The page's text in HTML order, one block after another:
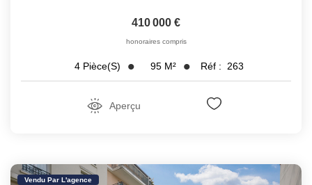
410 000 €
honoraires compris
4 Pièce(s) 95 M² Réf : 263
Aperçu
Vendu Par L'agence